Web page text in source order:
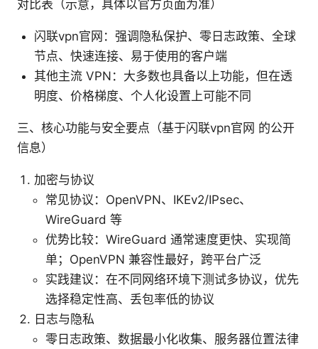
对比表（示意，具体以官方页面为准）
闪联vpn官网：强调隐私保护、零日志政策、全球
节点、快速连接、易于使用的客户端
其他主流 VPN：大多数也具备以上功能，但在透
明度、价格梯度、个人化设置上可能不同
三、核心功能与安全要点（基于闪联vpn官网 的公开
信息）
加密与协议
常见协议：OpenVPN、IKEv2/IPsec、
WireGuard 等
优势比较：WireGuard 通常速度更快、实现简
单；OpenVPN 兼容性最好，跨平台广泛
实践建议：在不同网络环境下测试多协议，优先
选择稳定性高、丢包率低的协议
日志与隐私
零日志政策、数据最小化收集、服务器位置法律